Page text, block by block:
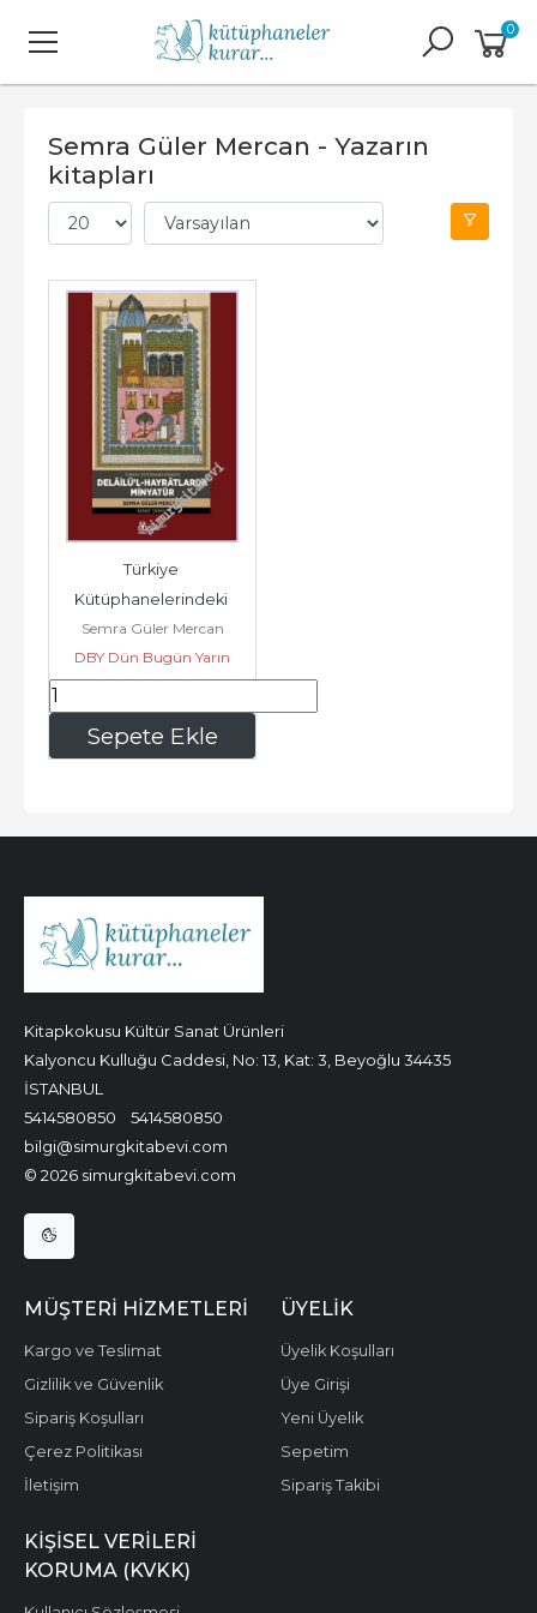
0
Semra Güler Mercan - Yazarın
kitapları
Sepete Ekle
Türkiye
Kütüphanelerindeki
Delâilü'l-Hayrâtlarda
Minyatür -
Semra Güler Mercan
DBY Dün Bugün Yarın
Yayınları
712,50
Kitapkokusu Kültür Sanat Ürünleri
Kalyoncu Kulluğu Caddesi, No: 13, Kat: 3, Beyoğlu 34435
İSTANBUL
5414580850
5414580850
bilgi@simurgkitabevi.com
© 2026 simurgkitabevi.com
MÜŞTERI HIZMETLERI
Kargo ve Teslimat
Gizlilik ve Güvenlik
Sipariş Koşulları
Çerez Politikası
İletişim
ÜYELIK
Üyelik Koşulları
Üye Girişi
Yeni Üyelik
Sepetim
Sipariş Takibi
KIŞISEL VERILERI
KORUMA (KVKK)